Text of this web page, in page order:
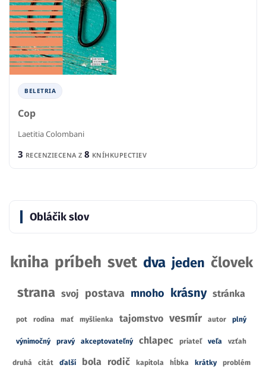
BELETRIA
Cop
Laetitia Colombani
3 RECENZIECENA Z 8 KNÍHKUPECTIEV
Obláčik slov
kniha príbeh svet dva jeden človek
strana svoj postava mnoho krásny stránka
pot rodina mať myšlienka tajomstvo vesmír autor plný
výnimočný pravý akceptovateľný chlapec priateľ veľa vzťah
druhá citát ďalší bola rodič kapitola hĺbka krátky problém